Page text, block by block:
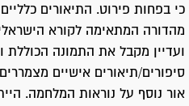
כי בפחות פירוט. התיאורים
מהדורה המתאימה לקורא
ועדיין מקבל את התמונה
סיפורים/תיאורים אישיים
אור נוסף על נוראות המלחמה.